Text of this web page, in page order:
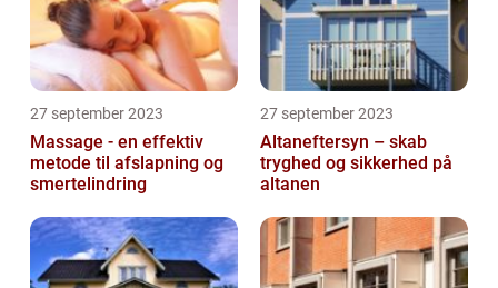
27 september 2023
Massage - en effektiv
metode til afslapning og
smertelindring
27 september 2023
Altaneftersyn – skab
tryghed og sikkerhed på
altanen